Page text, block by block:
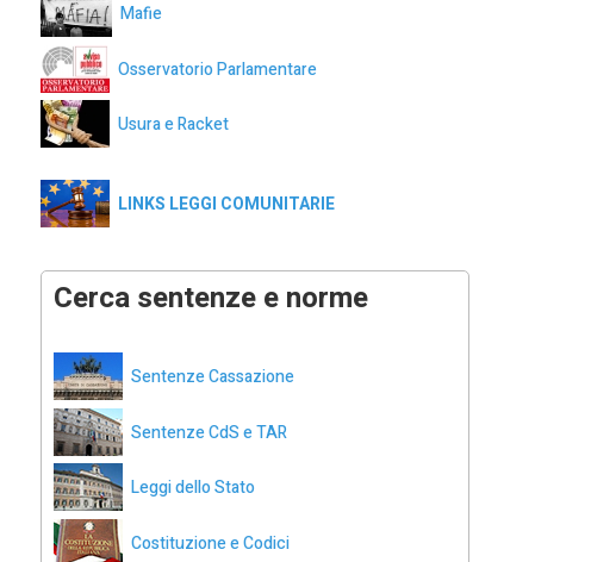
Mafie
Osservatorio Parlamentare
Usura e Racket
LINKS LEGGI COMUNITARIE
Cerca sentenze e norme
Sentenze Cassazione
Sentenze CdS e TAR
Leggi dello Stato
Costituzione e Codici